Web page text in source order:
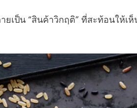
เป็น “สินค้าวิกฤติ” ที่สะท้อนให้เห็